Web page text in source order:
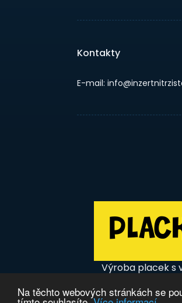
Na těchto webových stránkách se
Kontakty
E-mail:
Výroba placek s